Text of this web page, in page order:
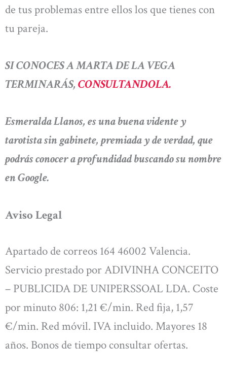
de tus problemas entre ellos los que tienes con
tu pareja.
SI CONOCES A MARTA DE LA VEGA
TERMINARÁS, CONSULTANDOLA.
Esmeralda Llanos, es una buena vidente y
tarotista sin gabinete, premiada y de verdad, que
podrás conocer a profundidad buscando su nombre
en Google.
Aviso Legal
Apartado de correos 164 46002 Valencia.
Servicio prestado por ADIVINHA CONCEITO
– PUBLICIDA DE UNIPERSSOAL LDA. Coste
por minuto 806: 1,21 €/min. Red fija, 1,57
€/min. Red móvil. IVA incluido. Mayores 18
años. Bonos de tiempo consultar ofertas.